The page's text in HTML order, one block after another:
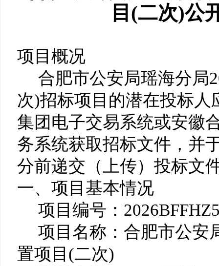
目(二次)公
项目概况
合肥市公安局瑶海分局
次)招标项目的潜在投标
集团电子交易系统或安徽
务系统获取招标文件，并
分前递交（上传）投标文
一、项目基本情况
项目编号：
项目名称：合肥市公安
置项目(二次)